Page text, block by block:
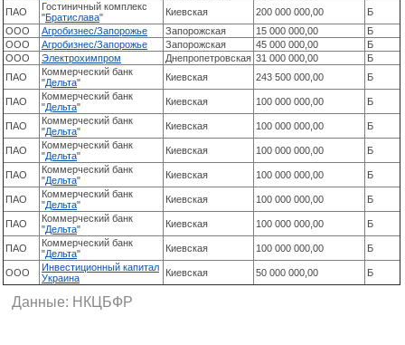
ПАО
Гостиничный комплекс
"Братислава" Киевская 200 000 000,00
Б
ООО
Агробизнес/Запорожье Запорожская 15 000 000,00
Б
ООО
Агробизнес/Запорожье Запорожская 45 000 000,00
Б
ООО
Электрохимпром Днепропетровская 31 000 000,00
Б
ПАО
Коммерческий банк
"Дельта" Киевская 243 500 000,00 Б
ПАО
Коммерческий банк
"Дельта" Киевская 100 000 000,00 Б
ПАО
Коммерческий банк
"Дельта" Киевская 100 000 000,00 Б
ПАО
Коммерческий банк
"Дельта" Киевская 100 000 000,00 Б
ПАО
Коммерческий банк
"Дельта" Киевская 100 000 000,00 Б
ПАО
Коммерческий банк
"Дельта" Киевская 100 000 000,00 Б
ПАО
Коммерческий банк
"Дельта" Киевская 100 000 000,00 Б
ПАО
Коммерческий банк
"Дельта" Киевская 100 000 000,00 Б
ООО
Инвестиционный капитал
Украина
Киевская 50 000 000,00 Б
Данные: НКЦБФР